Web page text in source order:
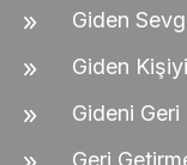
Giden
Giden
Gideni
Geri